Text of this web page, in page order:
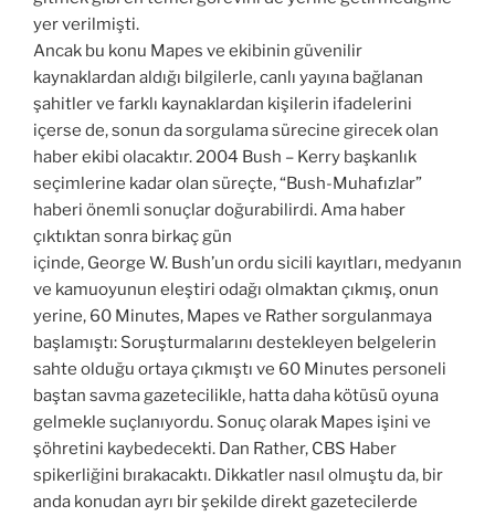
yer verilmişti.
Ancak bu konu Mapes ve ekibinin güvenilir
kaynaklardan aldığı bilgilerle, canlı yayına bağlanan
şahitler ve farklı kaynaklardan kişilerin ifadelerini
içerse de, sonun da sorgulama sürecine girecek olan
haber ekibi olacaktır. 2004 Bush – Kerry başkanlık
seçimlerine kadar olan süreçte, “Bush-Muhafızlar”
haberi önemli sonuçlar doğurabilirdi.Ama haber
çıktıktan sonra birkaç gün
içinde, George W. Bush’un ordu sicili kayıtları, medyanın
ve kamuoyunun eleştiri odağı olmaktan çıkmış, onun
yerine, 60 Minutes, Mapes ve Rather sorgulanmaya
başlamıştı: Soruşturmalarını destekleyen belgelerin
sahte olduğu ortaya çıkmıştı ve 60 Minutes personeli
baştan savma gazetecilikle, hatta daha kötüsü oyuna
gelmekle suçlanıyordu. Sonuç olarak Mapes işini ve
şöhretini kaybedecekti. Dan Rather, CBS Haber
spikerliğini bırakacaktı. Dikkatler nasıl olmuştu da, bir
anda konudan ayrı bir şekilde direkt gazetecilerde